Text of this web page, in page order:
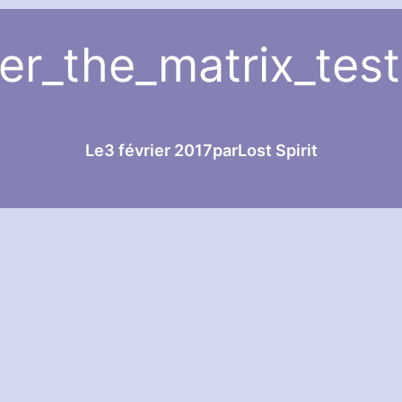
Le3 février 2017parLost Spirit